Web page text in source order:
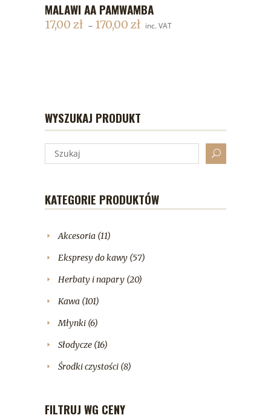
DODAJ DO KOSZYKA
MALAWI AA PAMWAMBA
17,00 zł – 170,00 zł inc. VAT
WYSZUKAJ PRODUKT
KATEGORIE PRODUKTÓW
Akcesoria (11)
Ekspresy do kawy (57)
Herbaty i napary (20)
Kawa (101)
Młynki (6)
Słodycze (16)
Środki czystości (8)
FILTRUJ WG CENY